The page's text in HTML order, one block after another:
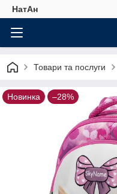
НатАн
Товари та послуги
Новинка –28%